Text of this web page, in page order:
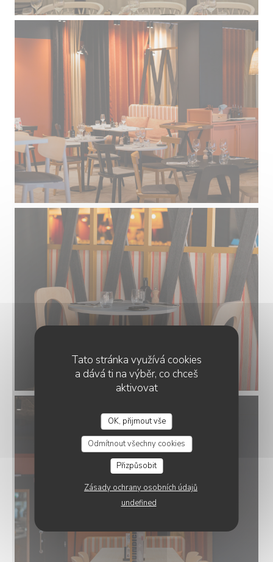
Tato stránka využívá cookies
a dává ti na výběr, co chceš
aktivovat
OK, přijmout vše
Odmítnout všechny cookies
Přizpůsobit
Zásady ochrany osobních údajů
undefined
QUINDICI TRATTORIA ROUEN